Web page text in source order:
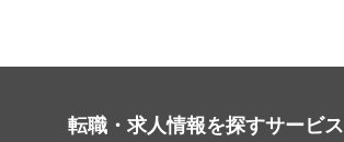
転職・求人情報を探すサービス